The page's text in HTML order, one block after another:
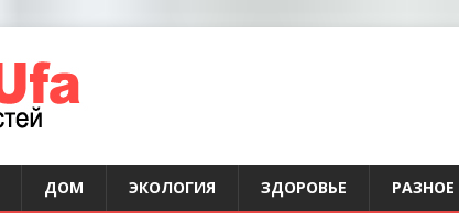
ДОМ ЭКОЛОГИЯ ЗДОРОВЬЕ РАЗНОЕ